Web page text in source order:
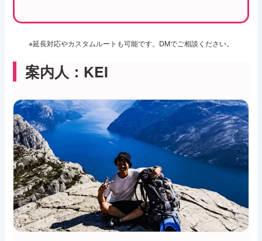
※延長対応やカスタムルートも可能です。DMでご相談ください。
案内人：KEI